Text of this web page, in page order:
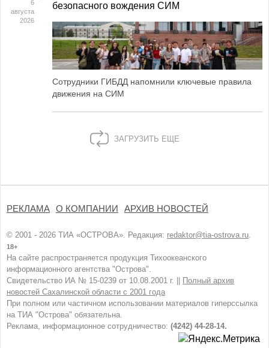
6
августа
2026
безопасного вождения СИМ
Сотрудники ГИБДД напомнили ключевые правила
движения на СИМ
ЗАГРУЗИТЬ ЕЩЕ
РЕКЛАМА О КОМПАНИИ АРХИВ НОВОСТЕЙ
© 2001 - 2026 ТИА «ОСТРОВА». Редакция: redaktor@tia-ostrova.ru.
18+
На сайте распространяется продукция Тихоокеанского
информационного агентства "Острова".
Свидетельство ИА № 15-0239 от 10.08.2001 г. ||
Полный архив
новостей Сахалинской области с 2001 года
При полном или частичном использовании материалов гиперссылка
на ТИА "Острова" обязательна.
Реклама, информационное сотрудничество: (4242) 44-28-14.